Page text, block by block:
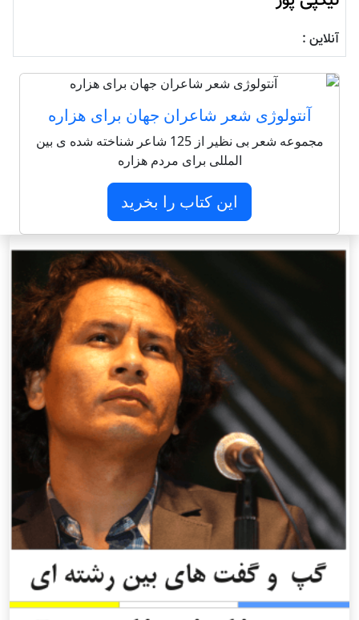
آنلاین :
آنتولوژی شعر شاعران جهان برای هزاره
مجموعه شعر بی نظیر از 125 شاعر شناخته شده ی بین
المللی برای مردم هزاره
این کتاب را بخرید